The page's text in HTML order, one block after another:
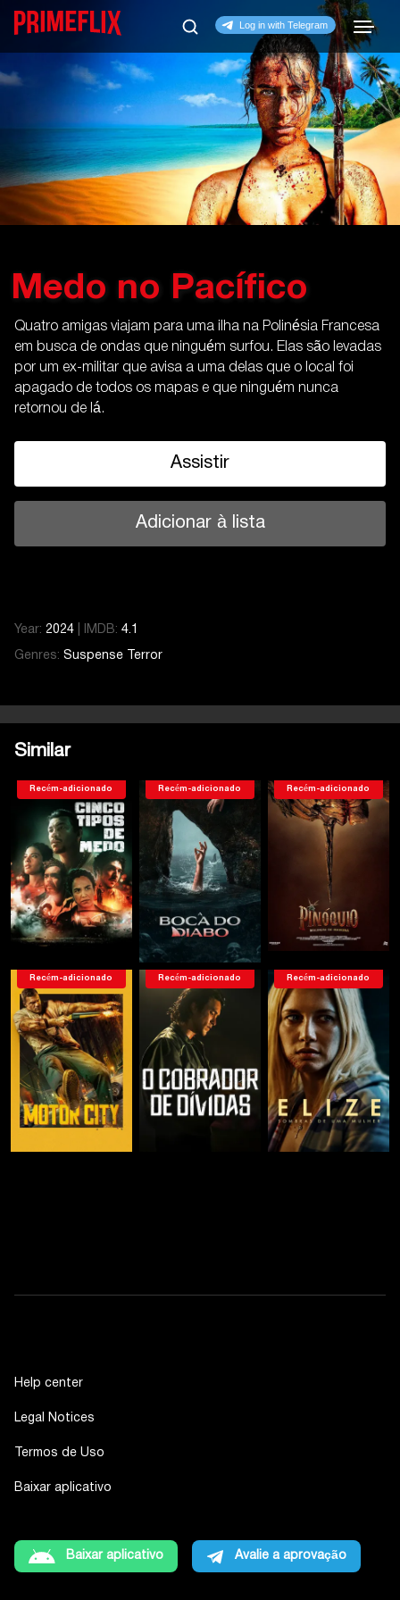
Medo no Pacífico
Quatro amigas viajam para uma ilha na Polinésia Francesa
em busca de ondas que ninguém surfou. Elas são levadas
por um ex-militar que avisa a uma delas que o local foi
apagado de todos os mapas e que ninguém nunca
retornou de lá.
Assistir
Adicionar à lista
Year: 2024 IMDB: 4.1
Genres: Suspense Terror
Similar
Recém-adicionado Recém-adicionado Recém-adicionado
Recém-adicionado Recém-adicionado Recém-adicionado
Help center
Legal Notices
Termos de Uso
Baixar aplicativo
Baixar aplicativo Avalie a aprovação